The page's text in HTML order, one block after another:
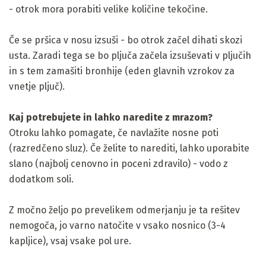
- otrok mora porabiti velike količine tekočine.
Če se pršica v nosu izsuši - bo otrok začel dihati skozi
usta. Zaradi tega se bo pljuča začela izsuševati v pljučih
in s tem zamašiti bronhije (eden glavnih vzrokov za
vnetje pljuč).
Kaj potrebujete in lahko naredite z mrazom?
Otroku lahko pomagate, če navlažite nosne poti
(razredčeno sluz). Če želite to narediti, lahko uporabite
slano (najbolj cenovno in poceni zdravilo) - vodo z
dodatkom soli.
Z močno željo po prevelikem odmerjanju je ta rešitev
nemogoča, jo varno natočite v vsako nosnico (3-4
kapljice), vsaj vsake pol ure.